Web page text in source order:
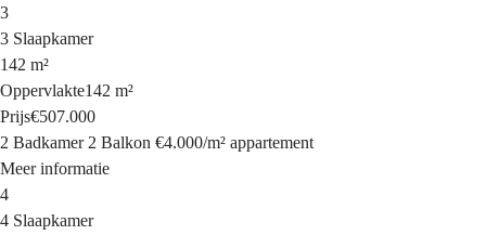
3
3 Slaapkamer
142 m²
Oppervlakte142 m²
Prijs€507.000
2 Badkamer 2 Balkon €4.000/m² appartement
Meer informatie
4
4 Slaapkamer